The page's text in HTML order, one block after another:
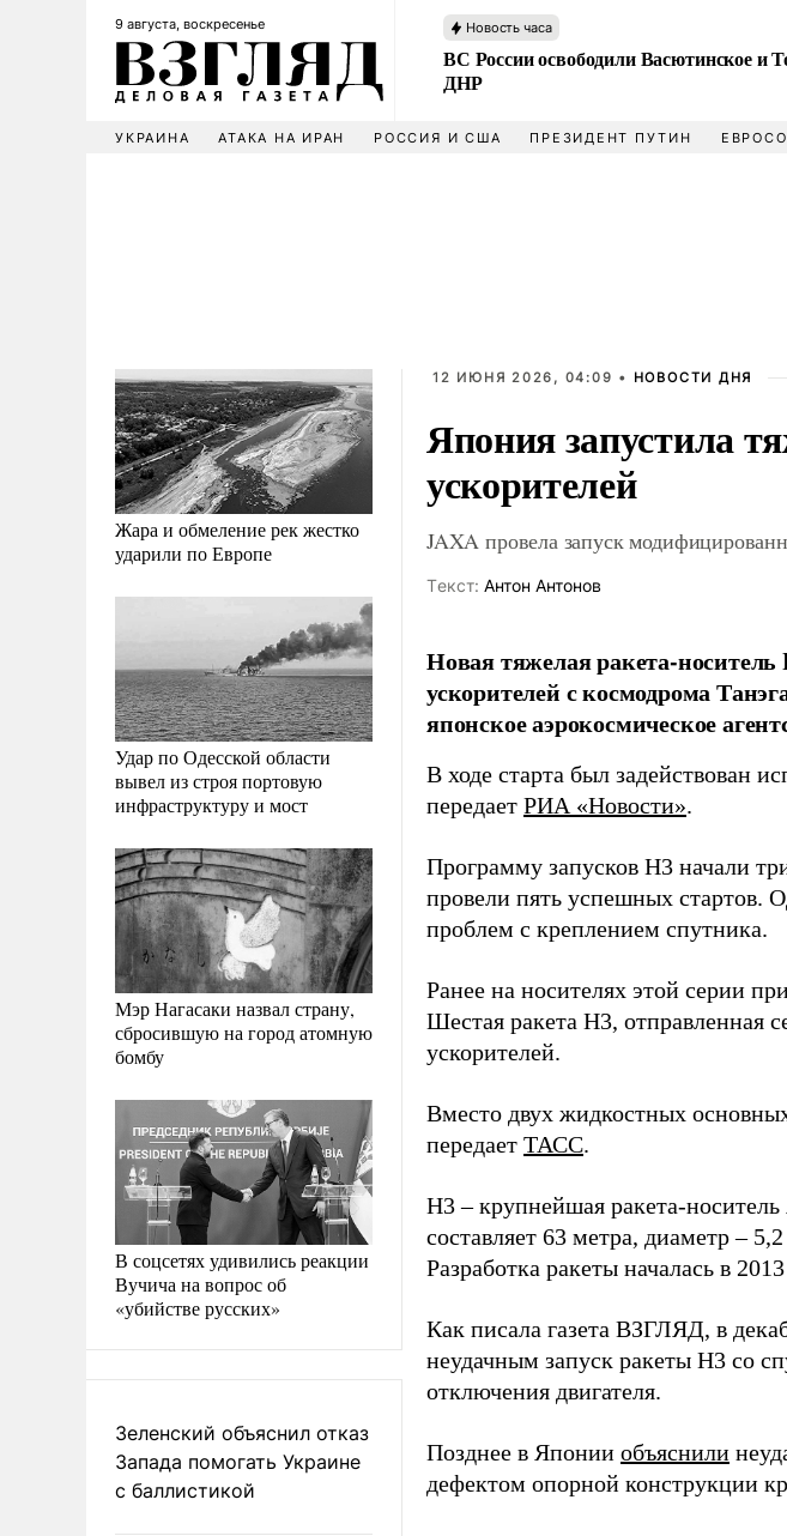
9 августа, воскресенье Новость часа
ВС России освободили Васютинское и
ДНР
УКРАИНА АТАКА НА ИРАН РОССИЯ И США ПРЕЗИДЕНТ ПУТИН
Жара и обмеление рек жестко
ударили по Европе
Удар по Одесской области
вывел из строя портовую
инфраструктуру и мост
Мэр Нагасаки назвал страну,
сбросившую на город атомную
бомбу
В соцсетях удивились реакции
Вучича на вопрос об
«убийстве русских»
Зеленский объяснил отказ
Запада помогать Украине
с баллистикой
12 ИЮНЯ 2026, 04:09 • НОВОСТИ ДНЯ
Япония запустила
ускорителей
JAXA провела запуск
Tекст: Антон Антонов
Новая тяжелая ракета-
ускорителей с космодрома
японское аэрокосмическое
В ходе старта был задействован
передает РИА «Новости».
Программу запусков H3 начали
провели пять успешных стартов.
проблем с креплением спутника.
Ранее на носителях этой серии
Шестая ракета H3, отправленная
ускорителей.
Вместо двух жидкостных основных
передает ТАСС.
H3 – крупнейшая ракета-
составляет 63 метра, диаметр –
Разработка ракеты началась в 2013
Как писала газета ВЗГЛЯД, в
неудачным запуск ракеты H3 со
отключения двигателя.
Позднее в Японии объяснили
дефектом опорной конструкции